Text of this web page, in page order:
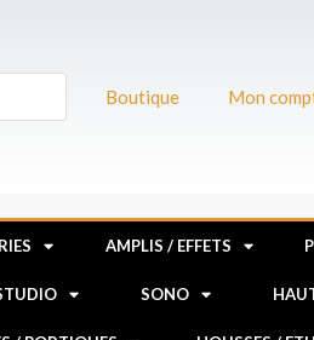
Boutique Mon
AMPLIS / EFFETS
SONO